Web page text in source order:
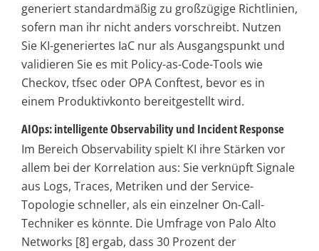
generiert standardmäßig zu großzügige Richtlinien,
sofern man ihr nicht anders vorschreibt. Nutzen
Sie KI-generiertes IaC nur als Ausgangspunkt und
validieren Sie es mit Policy-as-Code-Tools wie
Checkov, tfsec oder OPA Conftest, bevor es in
einem Produktivkonto bereitgestellt wird.
AIOps: intelligente Observability und Incident Response
Im Bereich Observability spielt KI ihre Stärken vor
allem bei der Korrelation aus: Sie verknüpft Signale
aus Logs, Traces, Metriken und der Service-
Topologie schneller, als ein einzelner On-Call-
Techniker es könnte. Die Umfrage von Palo Alto
Networks [8] ergab, dass 30 Prozent der